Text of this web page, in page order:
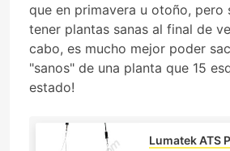
que en primavera u otoño, pero
tener plantas sanas al final de
cabo, es mucho mejor poder
"sanos" de una planta que 15
estado!
Lumatek ATS